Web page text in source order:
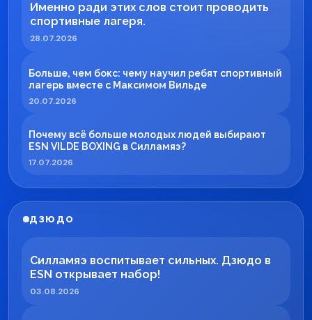
Именно ради этих слов стоит проводить
спортивные лагеря.
28.07.2026
Больше, чем бокс: чему научил ребят спортивный
лагерь вместе с Максимом Вильде
20.07.2026
Почему всё больше молодых людей выбирают
ESN VILDE BOXING в Силламяэ?
17.07.2026
ДЗЮДО
Силламяэ воспитывает сильных. Дзюдо в
ESN открывает набор!
03.08.2026